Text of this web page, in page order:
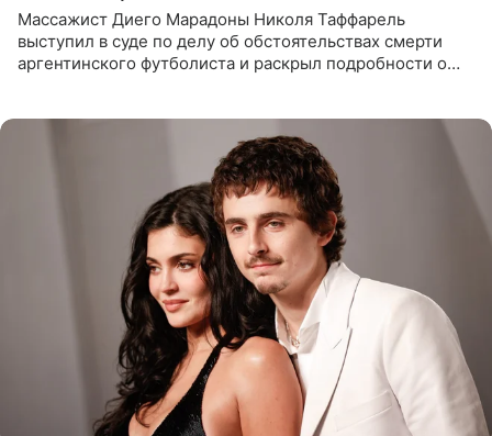
Массажист Диего Марадоны Николя Таффарель
выступил в суде по делу об обстоятельствах смерти
аргентинского футболиста и раскрыл подробности о